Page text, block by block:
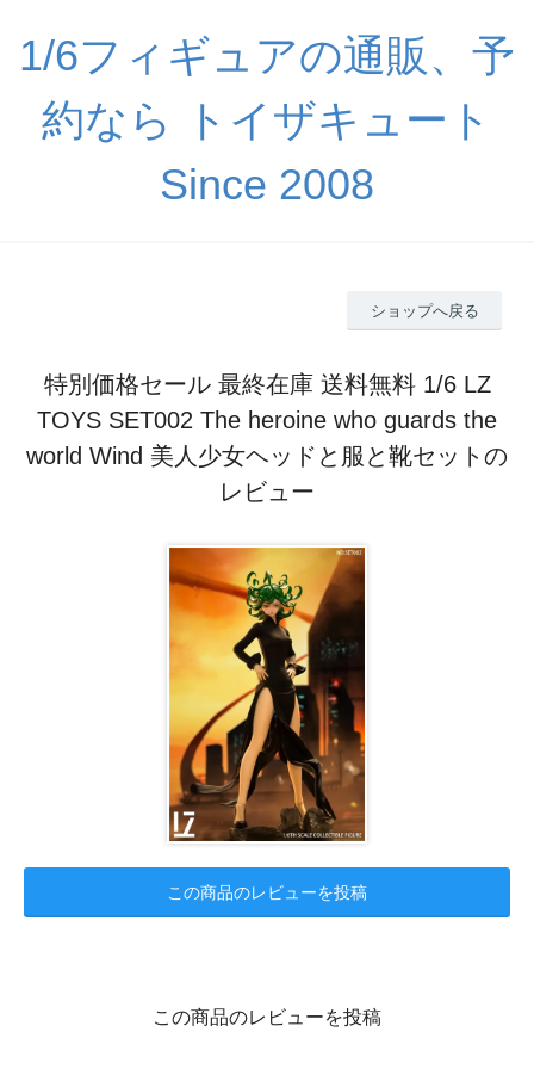
1/6フィギュアの通販、予
約なら トイザキュート
Since 2008
ショップへ戻る
特別価格セール 最終在庫 送料無料 1/6 LZ
TOYS SET002 The heroine who guards the
world Wind 美人少女ヘッドと服と靴セットの
レビュー
この商品のレビューを投稿
この商品のレビューを投稿